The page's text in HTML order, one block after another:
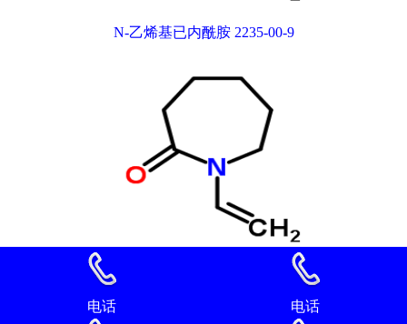
N-乙烯基已内酰胺 2235-00-9
N-乙烯基已内酰胺 2235-00-9
电话 电话